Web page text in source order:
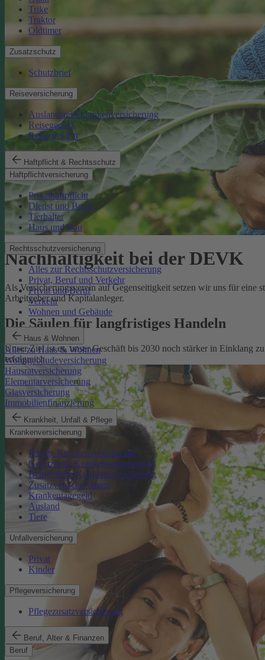
Trike
Traktor
Oldtimer
Zusatzschutz
Schutzbrief
Reiseversicherung
Auslandsreisekrankenversicherung
Reisegepäck
Reiserücktritt
Haftpflicht & Rechtsschutz
Haftpflichtversicherung
Privathaftpflicht
Dienst und Beruf
Tierhalter
Haus und Bau
Rechtsschutzversicherung
Alles zur Rechtsschutzversicherung
Privat, Beruf und Verkehr
Privat und Beruf
Verkehr
Wohnen und Gebäude
Haus & Wohnen
Alles zu Haus & Wohnen
Wohngebäudeversicherung
Hausratversicherung
Elementarversicherung
Glasversicherung
Immobilienfinanzierung
Krankheit, Unfall & Pflege
Krankenversicherung
Private Krankenversicherung
Gesetzliche Krankenversicherung
Betriebliche Krankenversicherung
Zusatzversicherungen
Krankentagegeld
Ausland
Tiere
Unfallversicherung
Privat
Kinder
Pflegeversicherung
Pflegezusatzversicherung
Beruf, Alter & Finanzen
Beruf
Nachhaltigkeit bei der DEVK
Als Versicherungsverein auf Gegenseitigkeit setzen wir uns für eine
Arbeitgeber und Kapitalanleger.
Die Säulen für langfristiges Handeln
Unser Ziel ist es, unser Geschäft bis 2030 noch stärker in Einklang
erfolgreich.